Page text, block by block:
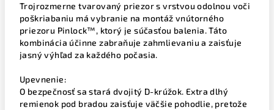
Trojrozmerne tvarovaný priezor s vrstvou odolnou voči
poškriabaniu má vybranie na montáž vnútorného
priezoru Pinlock™, ktorý je súčasťou balenia. Táto
kombinácia účinne zabraňuje zahmlievaniu a zaisťuje
jasný výhľad za každého počasia.
Upevnenie:
O bezpečnosť sa stará dvojitý D-krúžok. Extra dlhý
remienok pod bradou zaisťuje väčšie pohodlie, pretože